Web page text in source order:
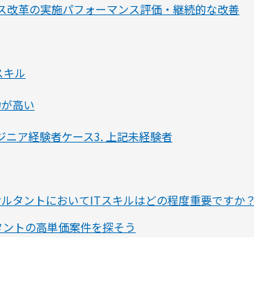
改革の実施パフォーマンス評価・継続的な改善
ル
高い
ニア経験者ケース3. 上記未経験者
タントにおいてITスキルはどの程度重要ですか？
トの高単価案件を探そう